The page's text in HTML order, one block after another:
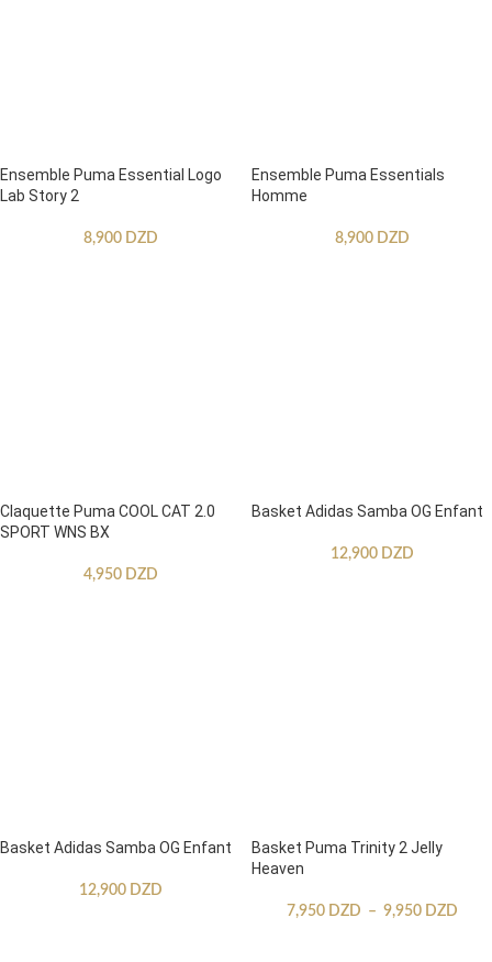
Ensemble Puma Essential Logo
Lab Story 2
8,900 DZD
Ensemble Puma Essentials
Homme
8,900 DZD
Claquette Puma COOL CAT 2.0
SPORT WNS BX
4,950 DZD
Basket Adidas Samba OG Enfant
12,900 DZD
Basket Adidas Samba OG Enfant
12,900 DZD
Basket Puma Trinity 2 Jelly
Heaven
7,950 DZD – 9,950 DZD